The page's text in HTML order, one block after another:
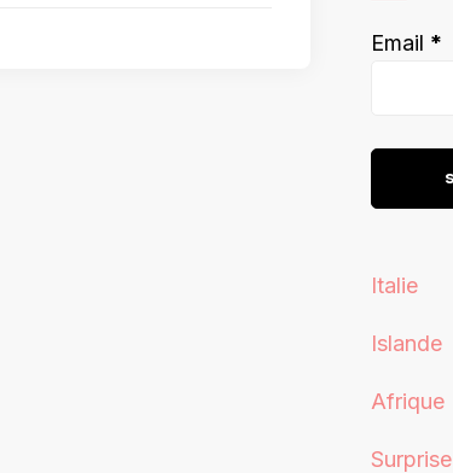
Email *
Italie
Islande
Afrique
Surprise